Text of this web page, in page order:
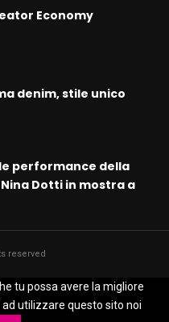
Economy
denim, stile unico
le performance della
Dotti in mostra a
reserved
tu possa avere la migliore
utilizzare questo sito noi